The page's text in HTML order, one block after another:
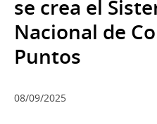
se crea el
Nacional de
Puntos
08/09/2025